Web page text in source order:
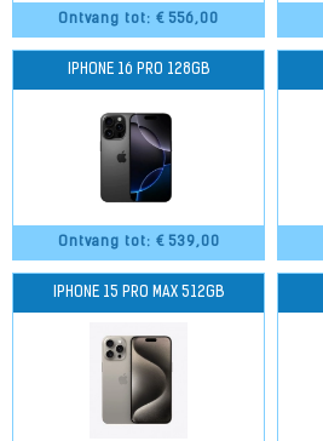
Ontvang tot: € 556,00
Ontvang tot: € 539,00
IPHONE 16 PRO 128GB
IPHONE 15 PRO MAX 512GB